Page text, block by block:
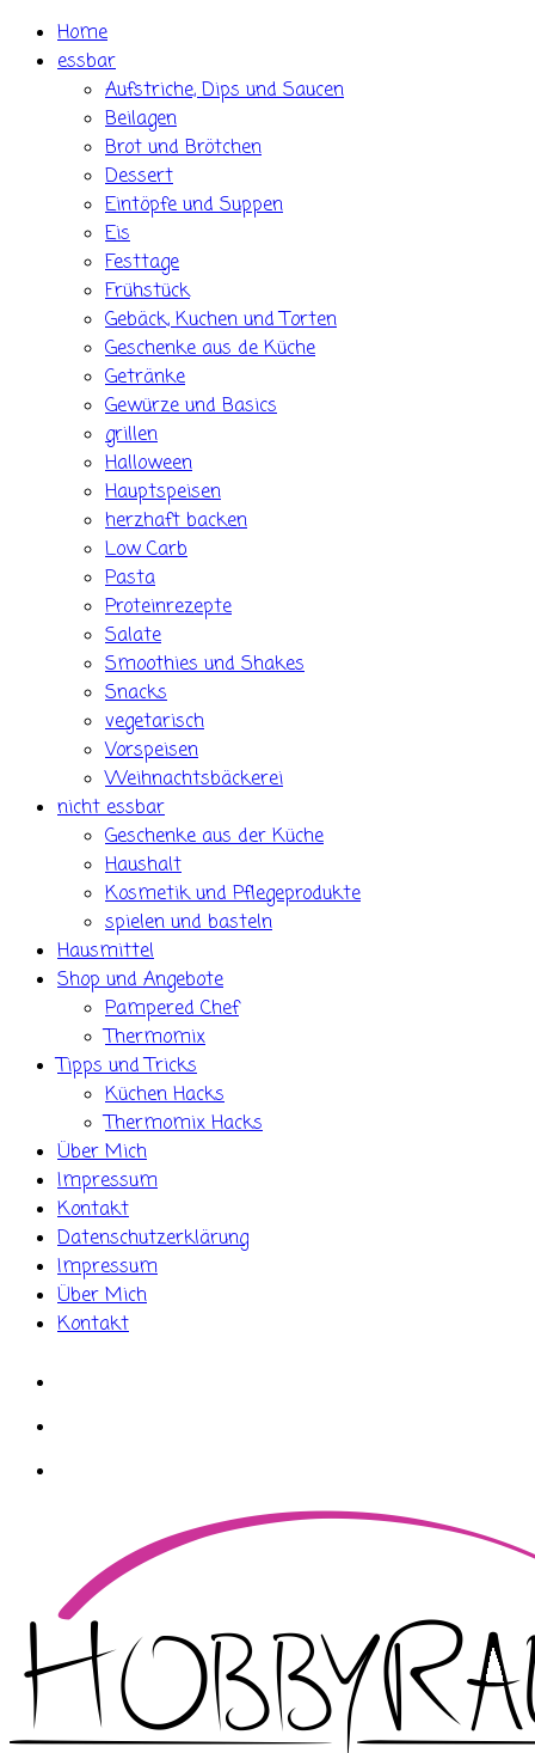
Skip Home
essbar
Aufstriche, Dips und Saucen
Beilagen
Brot und Brötchen
Dessert
Eintöpfe und Suppen
Eis
Festtage
Frühstück
Gebäck, Kuchen und Torten
Geschenke aus de Küche
Getränke
Gewürze und Basics
grillen
Halloween
Hauptspeisen
herzhaft backen
Low Carb
Pasta
Proteinrezepte
Salate
Smoothies und Shakes
Snacks
vegetarisch
Vorspeisen
Weihnachtsbäckerei
nicht essbar
Geschenke aus der Küche
Haushalt
Kosmetik und Pflegeprodukte
spielen und basteln
Hausmittel
Shop und Angebote
Pampered Chef
Thermomix
Tipps und Tricks
Küchen Hacks
Thermomix Hacks
Über Mich
Impressum
Kontakt
Datenschutzerklärung
Impressum
Über Mich
Kontakt